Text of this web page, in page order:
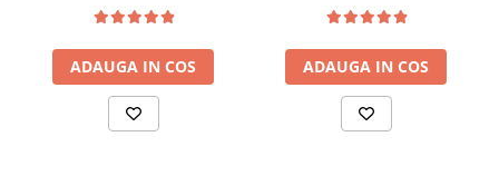
tricot, fermitate mediu spre
tare, Saltsib plus pilota
microfibra iarna, matlasata,
umplutura poliester,
180x200cm
ADAUGA IN COS
hipoalergenica, fermitate
mediutare, 2 perne
matlasate 50x70cm, lavabile
la 60°C, husa cu elastice la
colturi si pilota vara
antialergica, 180x200cm
ADAUGA IN COS